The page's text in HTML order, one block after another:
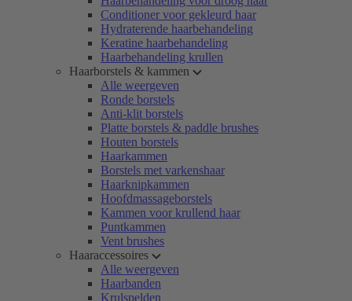
Conditioner voor gekleurd haar
Hydraterende haarbehandeling
Keratine haarbehandeling
Haarbehandeling krullen
Haarborstels & kammen
Alle weergeven
Ronde borstels
Anti-klit borstels
Platte borstels & paddle brushes
Houten borstels
Haarkammen
Borstels met varkenshaar
Haarknipkammen
Hoofdmassageborstels
Kammen voor krullend haar
Puntkammen
Vent brushes
Haaraccessoires
Alle weergeven
Haarbanden
Krulspelden